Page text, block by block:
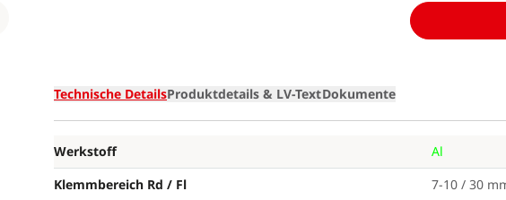
Technische DetailsProduktdetails & LV-TextDokumente
Werkstoff
Al
Klemmbereich Rd / Fl
7-10 / 30